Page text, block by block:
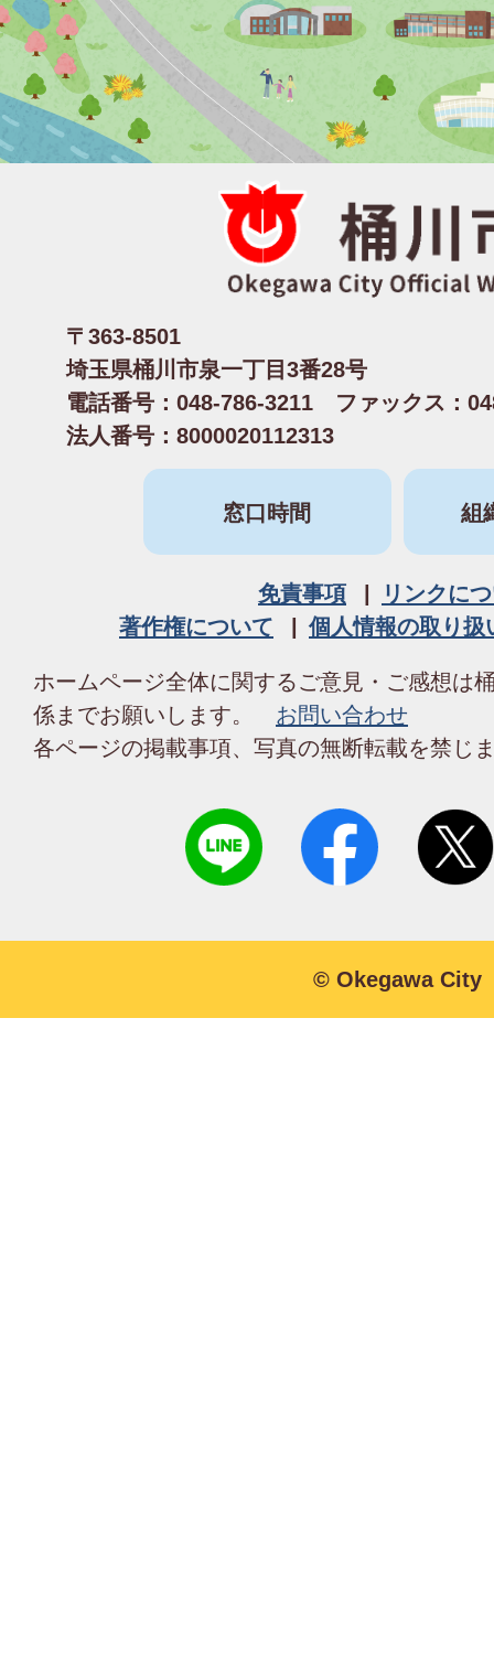
〒363-8501
埼玉県桶川市泉一丁目3番28号
電話番号：048-786-3211 ファックス：
法人番号：8000020112313
窓口時間 組
免責事項
リンクに
著作権について
個人情報の取り扱
ホームページ全体に関するご意見・ご感想は
係までお願いします。 お問い合わせ
各ページの掲載事項、写真の無断転載を禁じ
© Okegawa City